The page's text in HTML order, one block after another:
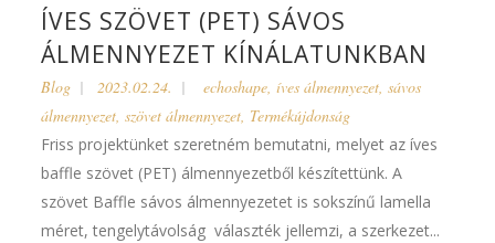
ÍVES SZÖVET (PET) SÁVOS
ÁLMENNYEZET KÍNÁLATUNKBAN
Blog 2023.02.24. echoshape,íves álmennyezet,sávos
álmennyezet,szövet álmennyezet, Termékújdonság
Friss projektünket szeretném bemutatni, melyet az íves
baffle szövet (PET) álmennyezetből készítettünk. A
szövet Baffle sávos álmennyezetet is sokszínű lamella
méret, tengelytávolság választék jellemzi, a szerkezet...